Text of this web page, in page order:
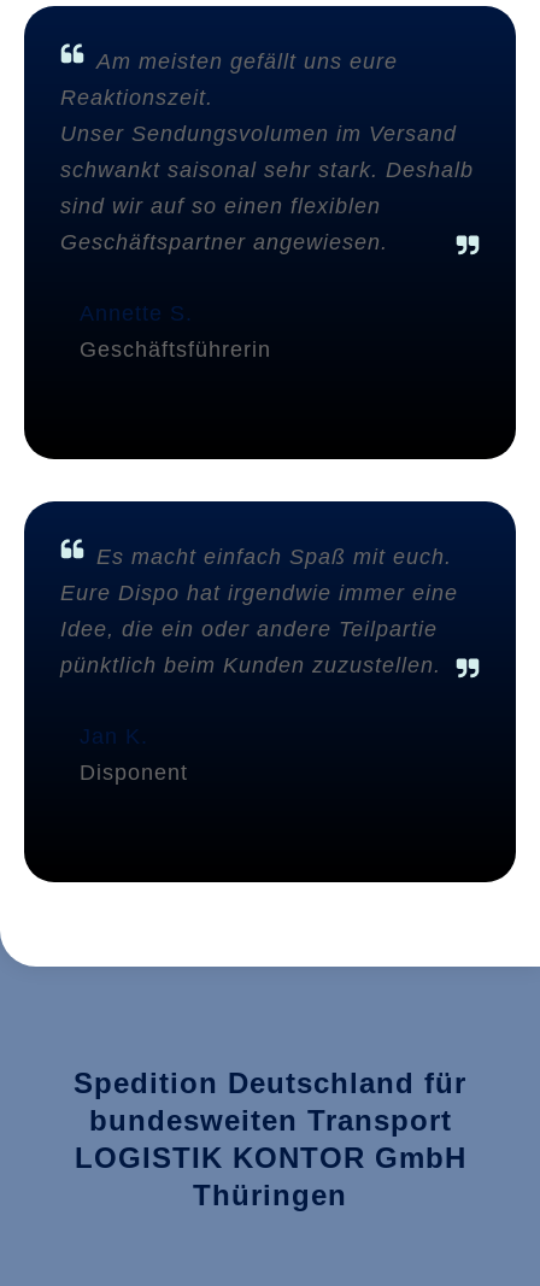
Am meisten gefällt uns eure
Reaktionszeit.
Unser Sendungsvolumen im Versand
schwankt saisonal sehr stark. Deshalb
sind wir auf so einen flexiblen
Geschäftspartner angewiesen.
Annette S.
Geschäftsführerin
Es macht einfach Spaß mit euch.
Eure Dispo hat irgendwie immer eine
Idee, die ein oder andere Teilpartie
pünktlich beim Kunden zuzustellen.
Jan K.
Disponent
Spedition Deutschland für
bundesweiten Transport
LOGISTIK KONTOR GmbH
Thüringen